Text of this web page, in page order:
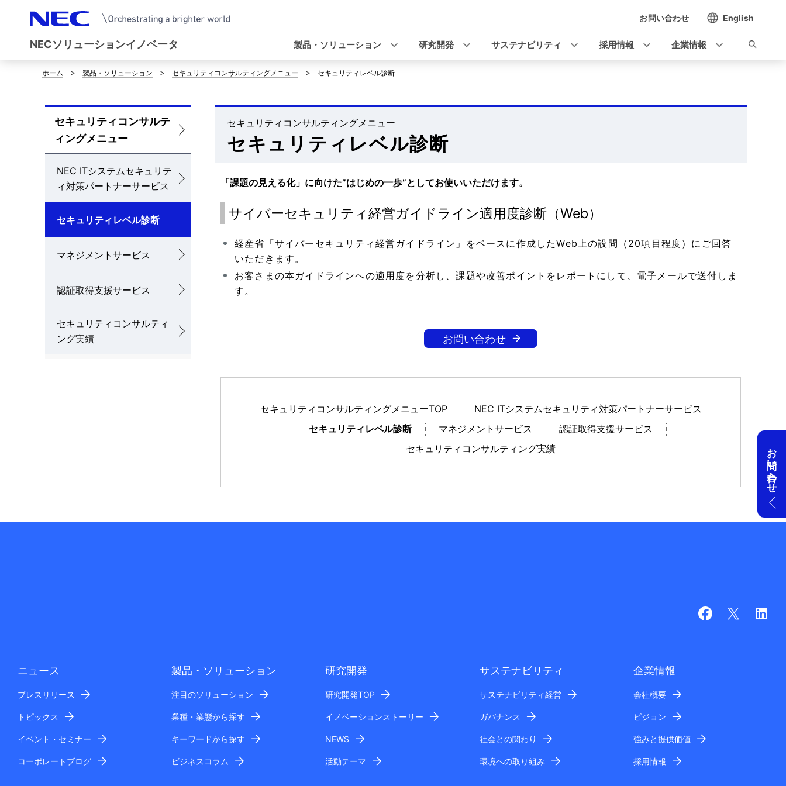
NECソリューションイノベータ
ビ
ゲ
シ
ョ
ン
お問い合わせ English
製品・ソリューション 研究開発 サステナビリティ 採用情報 企業情報
サ
イ
ト
位
ホーム 製品・ソリューション セキュリティコンサルティングメニュー セキュリティレベル診断
ロ
ー
カ
ナ
ビ
ー
ョ
セキュリティコンサルテ
ィングメニュー
NEC ITシステムセキュリテ
ィ対策パートナーサービス
セキュリティレベル診断
マネジメントサービス
認証取得支援サービス
セキュリティコンサルティ
ング実績
セキュリティレベル診断
セキュリティコンサルティングメニュー
「課題の見える化」に向けた”はじめの一歩”としてお使いいただけます。
サイバーセキュリティ経営ガイドライン適用度診断（Web）
経産省「サイバーセキュリティ経営ガイドライン」をベースに作成したWeb上の設問（20項目程度）にご回答
いただきます。
お客さまの本ガイドラインへの適用度を分析し、課題や改善ポイントをレポートにして、電子メールで送付しま
す。
お問い合わせ
セキュリティコンサルティングメニューTOP
NEC ITシステムセキュリティ対策パートナーサービス
セキュリティレベル診断
マネジメントサービス
認証取得支援サービス
セキュリティコンサルティング実績
お問い合わせ
ニュース
プレスリリース
トピックス
イベント・セミナー
コーポレートブログ
製品・ソリューション
注目のソリューション
業種・業態から探す
キーワードから探す
ビジネスコラム
研究開発
研究開発TOP
イノベーションストーリー
NEWS
活動テーマ
サステナビリティ
サステナビリティ経営
ガバナンス
社会との関わり
環境への取り組み
企業情報
会社概要
ビジョン
強みと提供価値
採用情報